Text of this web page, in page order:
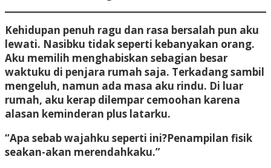
Kehidupan penuh ragu dan rasa bersalah pun aku
lewati. Nasibku tidak seperti kebanyakan orang.
Aku memilih menghabiskan sebagian besar
waktuku di penjara rumah saja. Terkadang sambil
mengeluh, namun ada masa aku rindu. Di luar
rumah, aku kerap dilempar cemoohan karena
alasan keminderan plus latarku.
“Apa sebab wajahku seperti ini?Penampilan fisik
seakan-akan merendahkaku.”